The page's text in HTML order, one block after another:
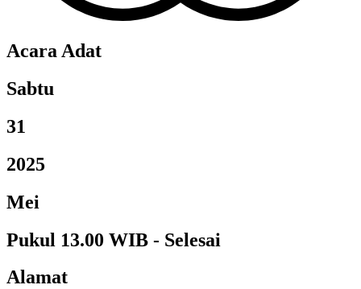
Acara Adat
Sabtu
31
2025
Mei
Pukul 13.00 WIB - Selesai
Alamat